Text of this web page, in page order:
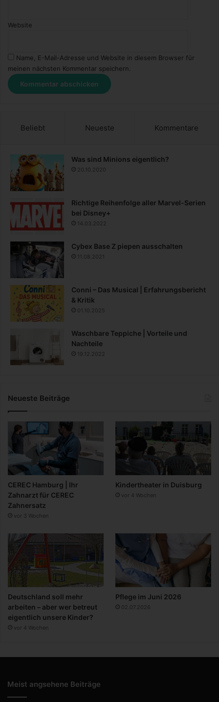
Website
Name, E-Mail-Adresse und Website in diesem Browser für
meinen nächsten Kommentar speichern.
Beliebt Neueste Kommentare
Was sind Minions eigentlich?
20.10.2020
Richtige Reihenfolge aller Marvel-Serien
bei Disney+
14.03.2022
Cybex Base Z piepen ausschalten
11.08.2021
Conni – Das Musical | Erfahrungsbericht
& Kritik
01.10.2025
Waschbare Teppiche | Vorteile und
Nachteile
19.12.2022
Neueste Beiträge
CEREC Hamburg | Ihr
Zahnarzt für CEREC
Zahnersatz
vor 3 Wochen
Kindertheater in Duisburg
vor 4 Wochen
Deutschland soll mehr
arbeiten – aber wer betreut
eigentlich unsere Kinder?
vor 4 Wochen
Pflege im Juni 2026
02.07.2026
Meist angsehene Beiträge